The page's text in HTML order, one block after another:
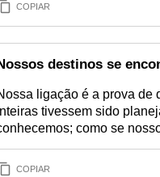
COPIAR
destinos se
ligação é a prova de
tivessem sido
como se
COPIAR